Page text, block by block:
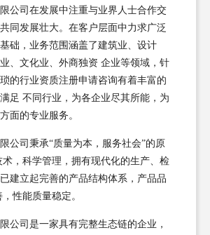
公司在发展中注重与业界人士合作交
同发展壮大。在客户层面中力求广泛
础，业务范围涵盖了建筑业、设计
、文化业、外商独资 企业等领域，针
的行业资质注册申请咨询有着丰富的
足 不同行业，为各企业尽其所能，为
面的专业服务。
公司秉承“质量为本，服务社会”的原
，科学管理，拥有现代化的生产、检
建立起完善的产品结构体系，产品品
性能质量稳定。
公司是一家具有完整生态链的企业，